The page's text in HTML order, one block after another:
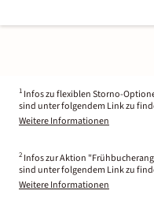
1 Infos zu flexiblen Storno-
sind unter folgendem Link zu
Weitere Informationen
2 Infos zur Aktion
sind unter folgendem Link zu
Weitere Informationen